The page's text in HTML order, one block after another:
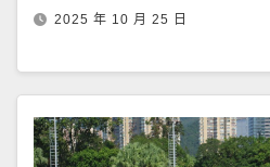
2025 年 10 月 25 日